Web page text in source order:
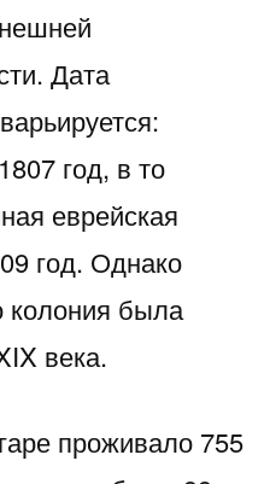
Дата
год, в то
еврейская
год. Однако
колония была
века.
проживало 755